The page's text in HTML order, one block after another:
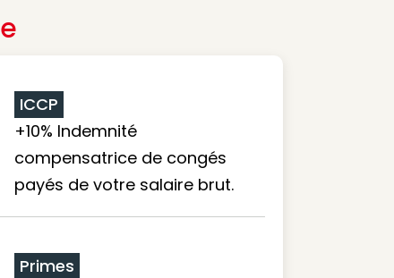
ICCP
+10% Indemnité
compensatrice de congés
payés de votre salaire brut.
Primes